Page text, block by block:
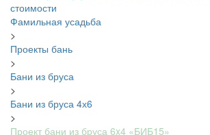
стоимости
Фамильная усадьба
>
Проекты бань
>
Бани из бруса
>
Бани из бруса 4х6
>
Проект бани из бруса 6x4 «БИБ15»